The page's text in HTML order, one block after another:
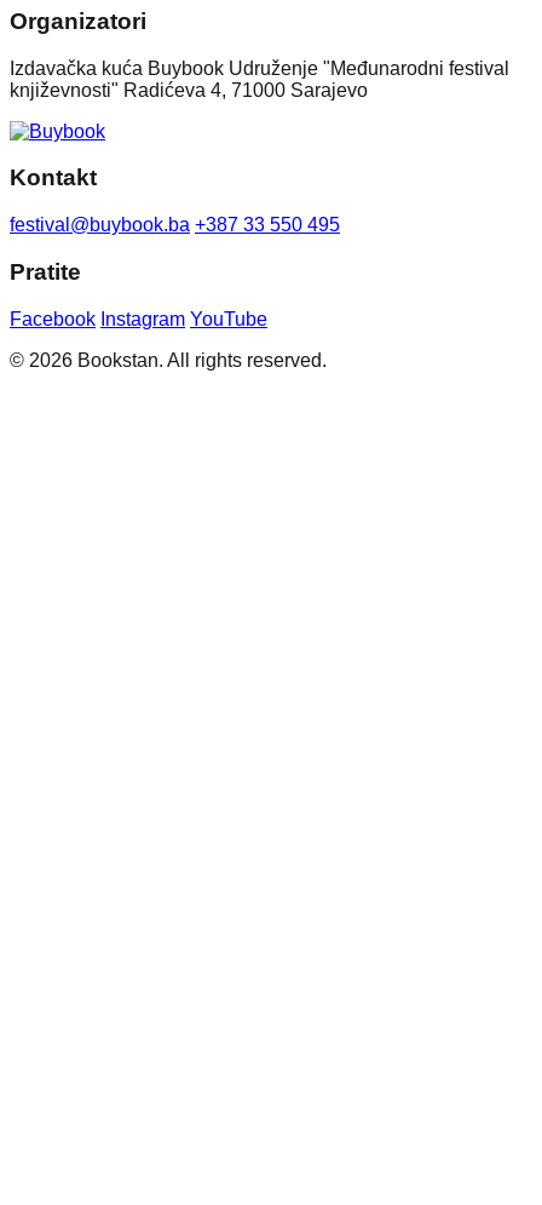
Organizatori
Izdavačka kuća Buybook Udruženje "Međunarodni festival
književnosti" Radićeva 4, 71000 Sarajevo
Kontakt
festival@buybook.ba +387 33 550 495
Pratite
Facebook Instagram YouTube
© 2026 Bookstan. All rights reserved.